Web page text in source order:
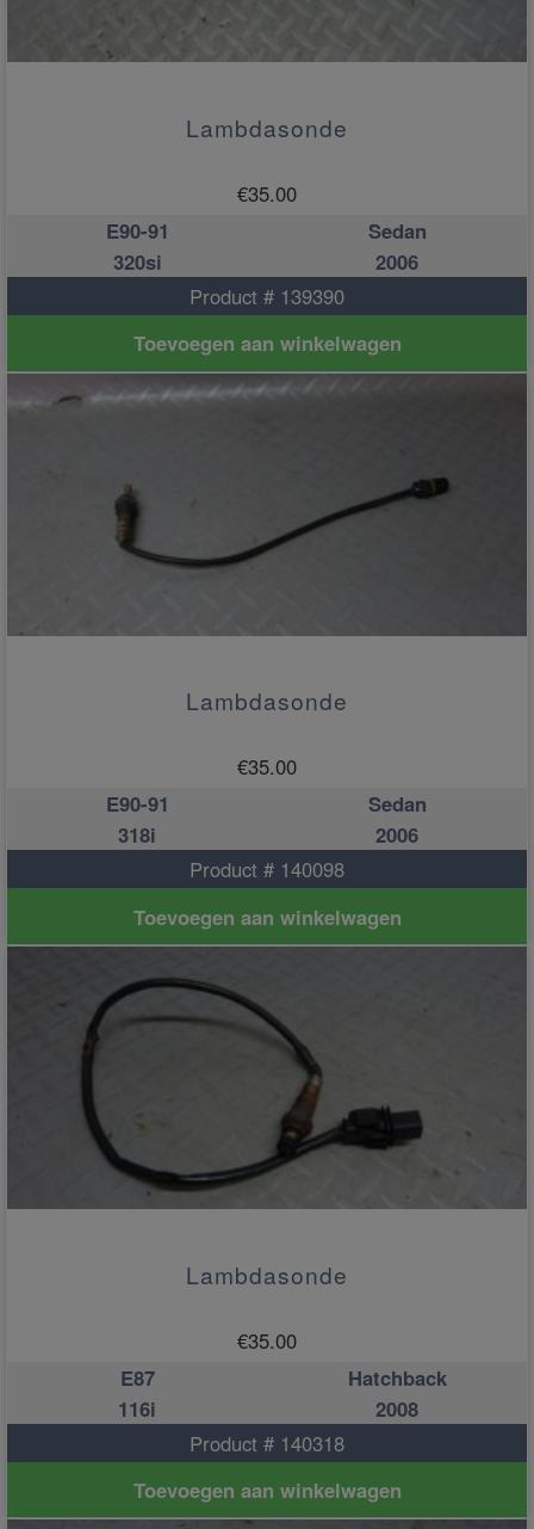
Lambdasonde
€35.00
E90-91
Sedan
320si
2006
Product # 139390
Toevoegen aan winkelwagen
Lambdasonde
€35.00
E90-91
Sedan
318i
2006
Product # 140098
Toevoegen aan winkelwagen
Lambdasonde
€35.00
E87
Hatchback
116i
2008
Product # 140318
Toevoegen aan winkelwagen